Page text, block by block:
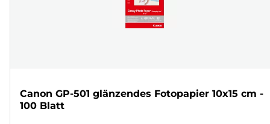
Canon GP-501 glänzendes Fotopapier 10x15 cm -
100 Blatt